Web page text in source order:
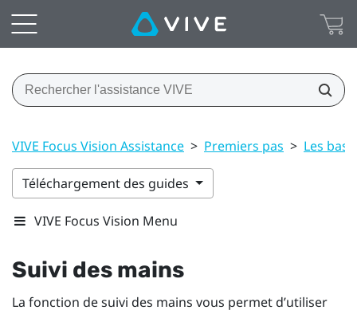
VIVE Focus Vision Assistance > Premiers pas > Les
Téléchargement des guides
VIVE Focus Vision Menu
Suivi des mains
La fonction de suivi des mains vous permet d’utiliser